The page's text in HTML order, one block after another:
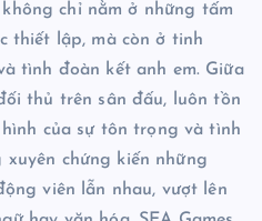
chỉ nằm ở những tấm
thiết lập, mà còn ở tinh
tình đoàn kết anh em. Giữa
thủ trên sân đấu, luôn tồn
của sự tôn trọng và tình
chứng kiến những
viên lẫn nhau, vượt lên